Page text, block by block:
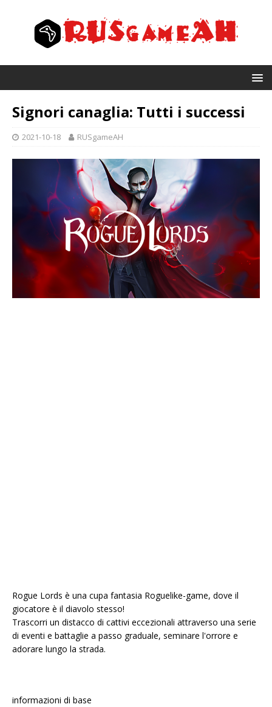
Signori canaglia: Tutti i successi
2021-10-18 RUSgameAH
Rogue Lords è una cupa fantasia Roguelike-game, dove il
giocatore è il diavolo stesso!
Trascorri un distacco di cattivi eccezionali attraverso una serie
di eventi e battaglie a passo graduale, seminare l'orrore e
adorare lungo la strada.
informazioni di base